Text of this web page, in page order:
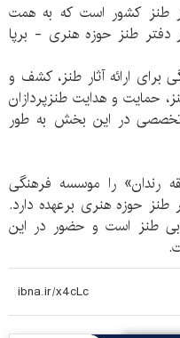
طنز کشور است که به همت
دفتر طنز حوزه هنری - برپا
برای ارائه آثار طنز، کشف و
حمایت و هدایت طنزپردازان
در این بخش به طور
رندان» را موسسه فرهنگی
حوزه هنری برعهده دارد.
طنز است و حضور در این